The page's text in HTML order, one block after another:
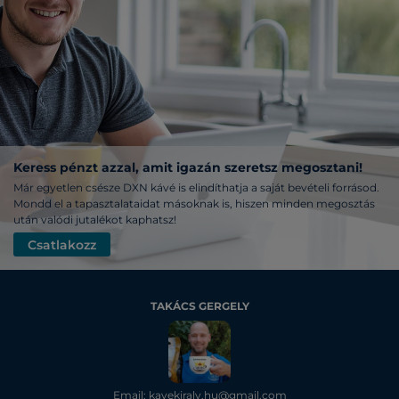
Keress pénzt azzal, amit igazán szeretsz megosztani!
Már egyetlen csésze DXN kávé is elindíthatja a saját bevételi forrásod.
Mondd el a tapasztalataidat másoknak is, hiszen minden megosztás
után valódi jutalékot kaphatsz!
Csatlakozz
TAKÁCS GERGELY
Email: kavekiraly.hu@gmail.com